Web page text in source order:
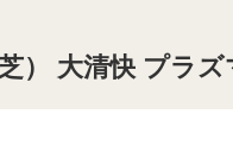
） 大清快 プラ